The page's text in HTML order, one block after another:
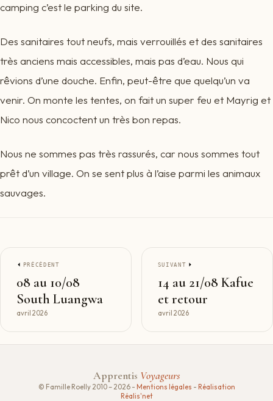
camping c’est le parking du site.
Des sanitaires tout neufs, mais verrouillés et des sanitaires
très anciens mais accessibles, mais pas d’eau. Nous qui
rêvions d’une douche. Enfin, peut-être que quelqu’un va
venir. On monte les tentes, on fait un super feu et Mayrig et
Nico nous concoctent un très bon repas.
Nous ne sommes pas très rassurés, car nous sommes tout
prêt d’un village. On se sent plus à l’aise parmi les animaux
sauvages.
PRÉCÉDENT
08 au 10/08
South Luangwa
avril 2026
SUIVANT
14 au 21/08 Kafue
et retour
avril 2026
Apprentis Voyageurs
© Famille Roelly 2010 – 2026 - Mentions légales - Réalisation
Réalis'net